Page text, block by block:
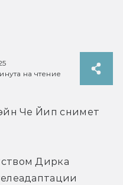
на чтение
Че Йип снимет
Дирка